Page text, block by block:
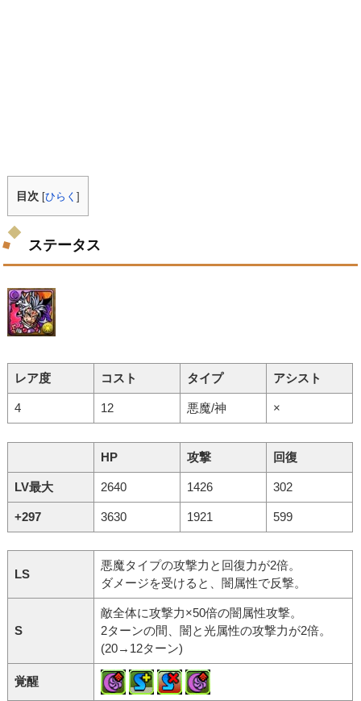
目次 [ひらく]
ステータス
レア度 コスト タイプ アシスト
4 12 悪魔/神 ×
HP 攻撃 回復
LV最大 2640 1426 302
+297 3630 1921 599
LS
悪魔タイプの攻撃力と回復力が2倍。
ダメージを受けると、闇属性で反撃。
S
敵全体に攻撃力×50倍の闇属性攻撃。
2ターンの間、闇と光属性の攻撃力が2倍。
(20→12ターン)
覚醒